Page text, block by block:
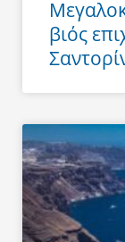
βιός